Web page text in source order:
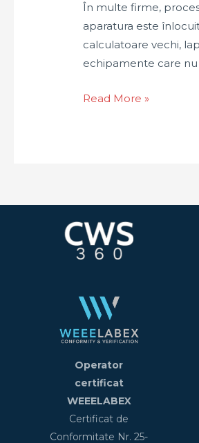
În multe firme,
aparatura este
calculatoare vechi,
echipamente care nu
Colectare
organizată
Read More »
Operator
certificat
WEEELABEX
Certificat de
Conformitate Nr. 25-